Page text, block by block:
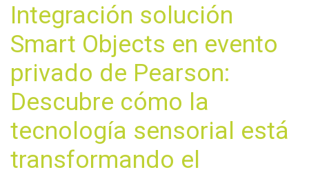
Integración solución
Smart Objects en evento
privado de Pearson:
Descubre cómo la
tecnología sensorial está
transformando el